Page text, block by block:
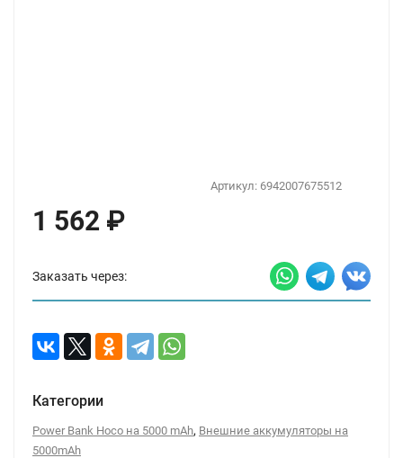
Артикул: 6942007675512
1 562 ₽
Заказать через:
Категории
Power Bank Hoco на 5000 mAh, Внешние аккумуляторы на
5000mAh